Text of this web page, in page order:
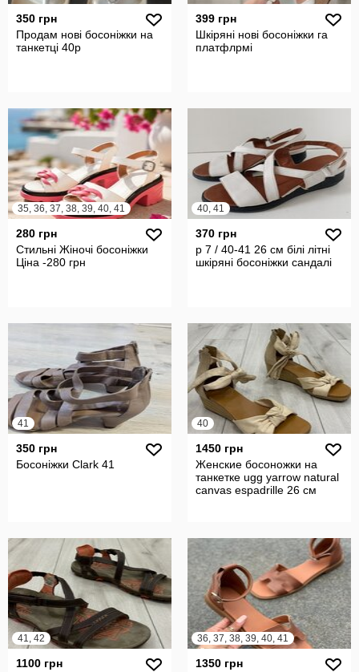
350 грн
Продам нові босоніжки на
танкетці 40р
399 грн
Шкіряні нові босоніжки га
платфлрмі
35, 36, 37, 38, 39, 40, 41
280 грн
Стильні Жіночі босоніжки
Ціна -280 грн
40, 41
370 грн
р 7 / 40-41 26 см білі літні
шкіряні босоніжки сандалі
41
350 грн
Босоніжки Clark 41
40
1450 грн
Женские босоножки на
танкетке ugg yarrow natural
canvas espadrille 26 см
41, 42
1100 грн
36, 37, 38, 39, 40, 41
1350 грн